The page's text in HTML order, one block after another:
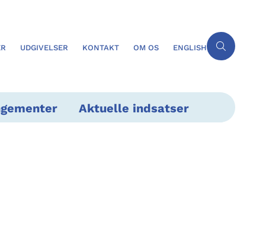
UDGIVELSER KONTAKT OM OS ENGLISH
Aktuelle indsatser